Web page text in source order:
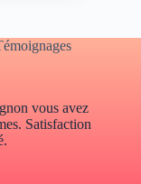
vous avez
Satisfaction